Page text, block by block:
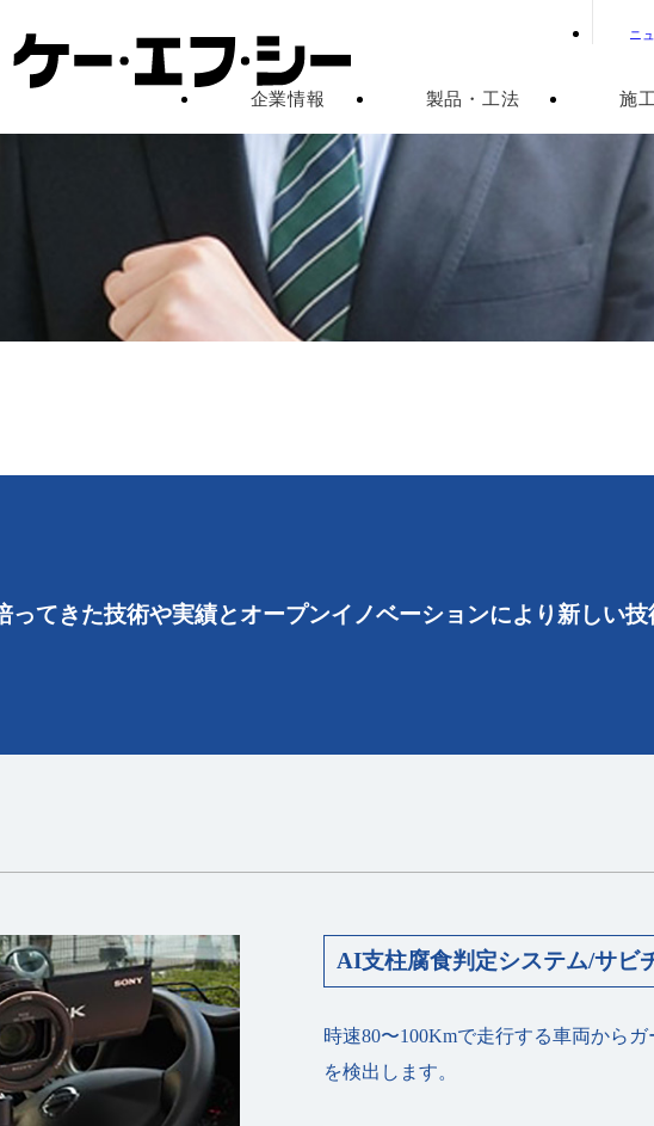
企業情報 製品・工法 施
ニ
ってきた技術や実績とオープンイノベーションにより新しい技
AI⽀柱腐⾷判定システム/サビ
時速80〜100Kmで⾛⾏する⾞両から
を検出します。